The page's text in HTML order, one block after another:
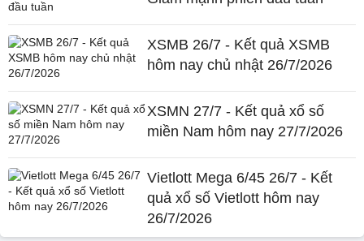
XSMB 26/7 - Kết quả XSMB
hôm nay chủ nhật 26/7/2026
XSMN 27/7 - Kết quả xổ số
miền Nam hôm nay 27/7/2026
Vietlott Mega 6/45 26/7 - Kết
quả xổ số Vietlott hôm nay
26/7/2026